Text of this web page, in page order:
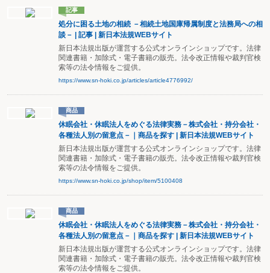
記事
処分に困る土地の相続 －相続土地国庫帰属制度と法務局への相
談－ | 記事 | 新日本法規WEBサイト
新日本法規出版が運営する公式オンラインショップです。法律
関連書籍・加除式・電子書籍の販売。法令改正情報や裁判官検
索等の法令情報をご提供。
https://www.sn-hoki.co.jp/articles/article4776992/
商品
休眠会社・休眠法人をめぐる法律実務－株式会社・持分会社・
各種法人別の留意点－｜商品を探す | 新日本法規WEBサイト
新日本法規出版が運営する公式オンラインショップです。法律
関連書籍・加除式・電子書籍の販売。法令改正情報や裁判官検
索等の法令情報をご提供。
https://www.sn-hoki.co.jp/shop/item/5100408
商品
休眠会社・休眠法人をめぐる法律実務－株式会社・持分会社・
各種法人別の留意点－｜商品を探す | 新日本法規WEBサイト
新日本法規出版が運営する公式オンラインショップです。法律
関連書籍・加除式・電子書籍の販売。法令改正情報や裁判官検
索等の法令情報をご提供。